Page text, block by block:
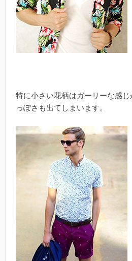
特に小さい花柄はガーリーな感
っぽさも出てしまいます。